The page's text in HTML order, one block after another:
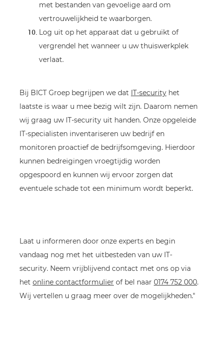
met bestanden van gevoelige aard om
vertrouwelijkheid te waarborgen.
Log uit op het apparaat dat u gebruikt of
vergrendel het wanneer u uw thuiswerkplek
verlaat.
Bij BICT Groep begrijpen we dat IT-security het
laatste is waar u mee bezig wilt zijn. Daarom nemen
wij graag uw IT-security uit handen. Onze opgeleide
IT-specialisten inventariseren uw bedrijf en
monitoren proactief de bedrijfsomgeving. Hierdoor
kunnen bedreigingen vroegtijdig worden
opgespoord en kunnen wij ervoor zorgen dat
eventuele schade tot een minimum wordt beperkt.
Laat u informeren door onze experts en begin
vandaag nog met het uitbesteden van uw IT-
security. Neem vrijblijvend contact met ons op via
het online contactformulier of bel naar 0174 752 000.
Wij vertellen u graag meer over de mogelijkheden."